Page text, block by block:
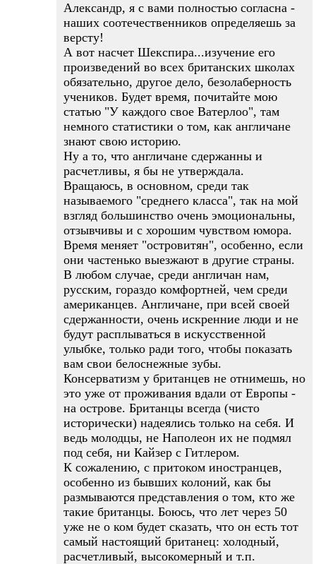
Александр, я с вами полностью согласна -
наших соотечественников определяешь за
версту!
А вот насчет Шекспира...изучение его
произведений во всех британских школах
обязательно, другое дело, безолаберность
учеников. Будет время, почитайте мою
статью "У каждого свое Ватерлоо", там
немного статистики о том, как англичане
знают свою историю.
Ну а то, что англичане сдержанны и
расчетливы, я бы не утверждала.
Вращаюсь, в основном, среди так
называемого "среднего класса", так на мой
взгляд большинство очень эмоциональны,
отзывчивы и с хорошим чувством юмора.
Время меняет "островитян", особенно, если
они частенько выезжают в другие страны.
В любом случае, среди англичан нам,
русским, гораздо комфортней, чем среди
американцев. Англичане, при всей своей
сдержанности, очень искренние люди и не
будут расплываться в искусственной
улыбке, только ради того, чтобы показать
вам свои белоснежные зубы.
Консерватизм у британцев не отнимешь, но
это уже от проживания вдали от Европы -
на острове. Британцы всегда (чисто
исторически) надеялись только на себя. И
ведь молодцы, не Наполеон их не подмял
под себя, ни Кайзер с Гитлером.
К сожалению, с притоком иностранцев,
особенно из бывших колоний, как бы
размываются представления о том, кто же
такие британцы. Боюсь, что лет через 50
уже не о ком будет сказать, что он есть тот
самый настоящий британец: холодный,
расчетливый, высокомерный и т.п.